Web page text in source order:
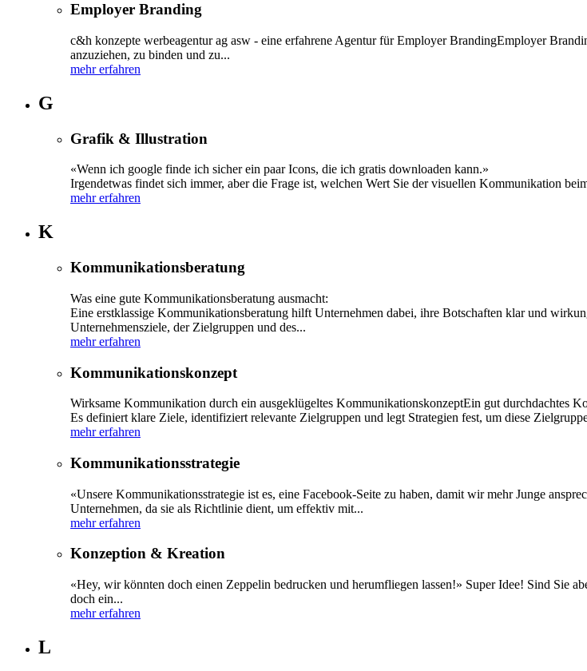
Employer Branding
c&h konzepte werbeagentur ag asw - eine erfahrene Agentur für Employer BrandingEmployer
anzuziehen, zu binden und zu...
mehr erfahren
G
Grafik & Illustration
«Wenn ich google finde ich sicher ein paar Icons, die ich gratis downloaden kann.»
Irgendetwas findet sich immer, aber die Frage ist, welchen Wert Sie der visuellen Kommunikation
mehr erfahren
K
Kommunikationsberatung
Was eine gute Kommunikationsberatung ausmacht:
Eine erstklassige Kommunikationsberatung hilft Unternehmen dabei, ihre Botschaften klar und
Unternehmensziele, der Zielgruppen und des...
mehr erfahren
Kommunikationskonzept
Wirksame Kommunikation durch ein ausgeklügeltes KommunikationskonzeptEin gut durchdachtes
Es definiert klare Ziele, identifiziert relevante Zielgruppen und legt Strategien fest, um diese
mehr erfahren
Kommunikationsstrategie
«Unsere Kommunikationsstrategie ist es, eine Facebook-Seite zu haben, damit wir mehr Junge
Unternehmen, da sie als Richtlinie dient, um effektiv mit...
mehr erfahren
Konzeption & Kreation
«Hey, wir könnten doch einen Zeppelin bedrucken und herumfliegen lassen!» Super Idee! Sind Sie
doch ein...
mehr erfahren
L